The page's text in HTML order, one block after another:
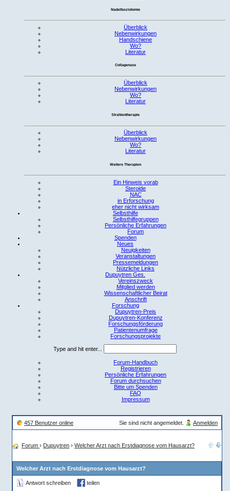
Nadelfasziotomie
Überblick
Nebenwirkungen
Handschiene
Wo?
Literatur
Collagenase
Überblick
Nebenwirkungen
Wo?
Literatur
Strahlentherapie
Überblick
Nebenwirkungen
Wo?
Literatur
Weitere Therapien
Ein Hinweis vorab
Steroide
NAC
in Erforschung
eher nicht wirksam
Selbsthilfe
Selbsthilfegruppen
Persönliche Erfahrungen
Forum
Spenden
Neues
Neuigkeiten
Veranstaltungen
Pressemeldungen
Nützliche Links
Dupuytren Ges.
Vereinszweck
Mitglied werden
Wissenschaftlicher Beirat
Anschrift
Forschung
Dupuytren-Preis
Dupuytren-Konferenz
Forschungsförderung
Patientenumfrage
Forschungsprojekte
Type and hit enter...
Forum-Handbuch
Registrieren
Persönliche Erfahrungen
Forum durchsuchen
Bitte um Spenden
FAQ
Impressum
457 Benutzer online Sie sind nicht angemeldet. Anmelden
Forum › Dupuytren › Welcher Arzt nach Erstdiagnose vom Hausarzt?
Welcher Arzt nach Erstdiagnose vom Hausarzt?
Antwort schreiben teilen